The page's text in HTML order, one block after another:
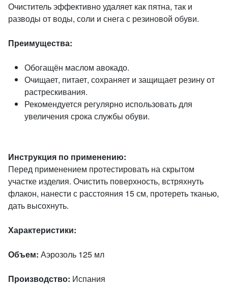
Очиститель эффективно удаляет как пятна, так и
разводы от воды, соли и снега с резиновой обуви.
Преимущества:
Обогащён маслом авокадо.
Очищает, питает, сохраняет и защищает резину от
растрескивания.
Рекомендуется регулярно использовать для
увеличения срока службы обуви.
Инструкция по применению:
Перед применением протестировать на скрытом
участке изделия. Очистить поверхность, встряхнуть
флакон, нанести с расстояния 15 см, протереть тканью,
дать высохнуть.
Характеристики:
Объем: Аэрозоль 125 мл
Производство: Испания